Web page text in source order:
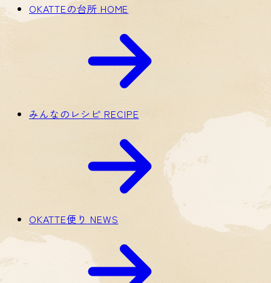
OKATTEの台所 HOME
みんなのレシピ RECIPE
OKATTE便り NEWS